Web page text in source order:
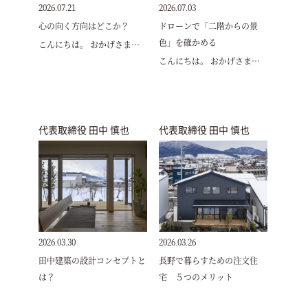
2026.07.21
心の向く方向はどこか？
こんにちは。 おかげさま…
2026.07.03
ドローンで「二階からの景
色」を確かめる
こんにちは。 おかげさま…
代表取締役 田中 慎也
2026.03.30
田中建築の設計コンセプトと
は？
代表取締役 田中 慎也
2026.03.26
長野で暮らすための注文住
宅 ５つのメリット